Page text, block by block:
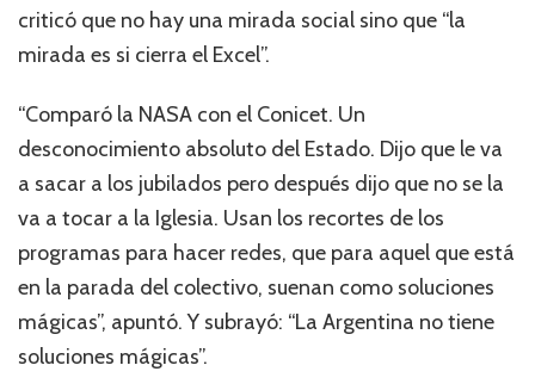
criticó que no hay una mirada social sino que “la
mirada es si cierra el Excel”.
“Comparó la NASA con el Conicet. Un
desconocimiento absoluto del Estado. Dijo que le va
a sacar a los jubilados pero después dijo que no se la
va a tocar a la Iglesia. Usan los recortes de los
programas para hacer redes, que para aquel que está
en la parada del colectivo, suenan como soluciones
mágicas”, apuntó. Y subrayó: “La Argentina no tiene
soluciones mágicas”.